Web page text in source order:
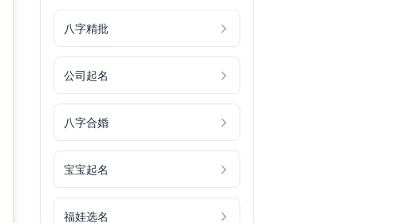
八字精批
公司起名
八字合婚
宝宝起名
福娃选名